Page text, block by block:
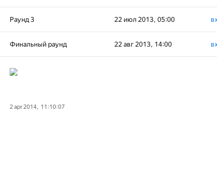
Раунд 3 22 июл 2013, 05:00
Финальный раунд 22 авг 2013, 14:00
2 apr 2014, 11:10:07